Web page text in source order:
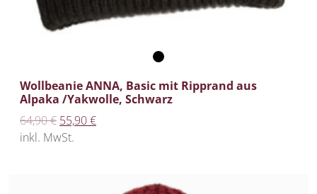
Wollbeanie ANNA, Basic mit Ripprand aus
Alpaka /Yakwolle, Schwarz
64,90€ Ursprünglicher Preis war: 64,90 €
55,90€Aktueller Preis ist: 55,90 €.
inkl. MwSt.